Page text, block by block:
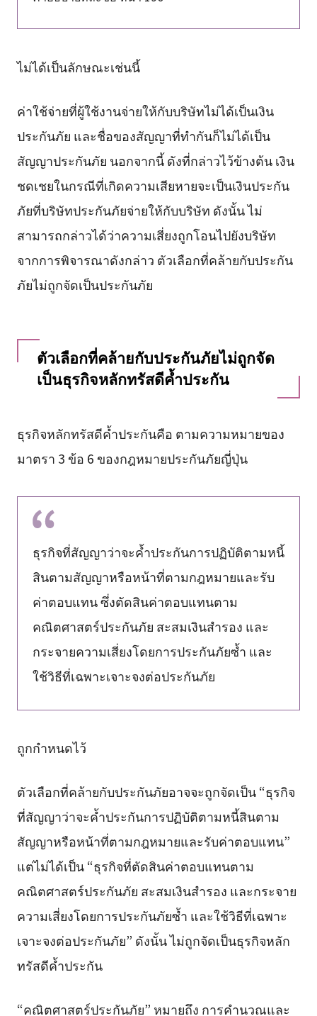
ไม่ได้เป็นลักษณะเช่นนี้
ค่าใช้จ่ายที่ผู้ใช้งานจ่ายให้กับบริษัทไม่ได้เป็นเงิน
ประกันภัย และชื่อของสัญญาที่ทำกันก็ไม่ได้เป็น
สัญญาประกันภัย นอกจากนี้ ดังที่กล่าวไว้ข้างต้น เงิน
ชดเชยในกรณีที่เกิดความเสียหายจะเป็นเงินประกัน
ภัยที่บริษัทประกันภัยจ่ายให้กับบริษัท ดังนั้น ไม่
สามารถกล่าวได้ว่าความเสี่ยงถูกโอนไปยังบริษัท
จากการพิจารณาดังกล่าว ตัวเลือกที่คล้ายกับประกัน
ภัยไม่ถูกจัดเป็นประกันภัย
ตัวเลือกที่คล้ายกับประกันภัยไม่ถูกจัด
เป็นธุรกิจหลักทรัสดีค้ำประกัน
ธุรกิจหลักทรัสดีค้ำประกันคือ ตามความหมายของ
มาตรา 3 ข้อ 6 ของกฎหมายประกันภัยญี่ปุ่น
ธุรกิจที่สัญญาว่าจะค้ำประกันการปฏิบัติตามหนี้
สินตามสัญญาหรือหน้าที่ตามกฎหมายและรับ
ค่าตอบแทน ซึ่งตัดสินค่าตอบแทนตาม
คณิตศาสตร์ประกันภัย สะสมเงินสำรอง และ
กระจายความเสี่ยงโดยการประกันภัยซ้ำ และ
ใช้วิธีที่เฉพาะเจาะจงต่อประกันภัย
ถูกกำหนดไว้
ตัวเลือกที่คล้ายกับประกันภัยอาจจะถูกจัดเป็น “ธุรกิจ
ที่สัญญาว่าจะค้ำประกันการปฏิบัติตามหนี้สินตาม
สัญญาหรือหน้าที่ตามกฎหมายและรับค่าตอบแทน”
แต่ไม่ได้เป็น “ธุรกิจที่ตัดสินค่าตอบแทนตาม
คณิตศาสตร์ประกันภัย สะสมเงินสำรอง และกระจาย
ความเสี่ยงโดยการประกันภัยซ้ำ และใช้วิธีที่เฉพาะ
เจาะจงต่อประกันภัย” ดังนั้น ไม่ถูกจัดเป็นธุรกิจหลัก
ทรัสดีค้ำประกัน
“คณิตศาสตร์ประกันภัย” หมายถึง การคำนวณและ